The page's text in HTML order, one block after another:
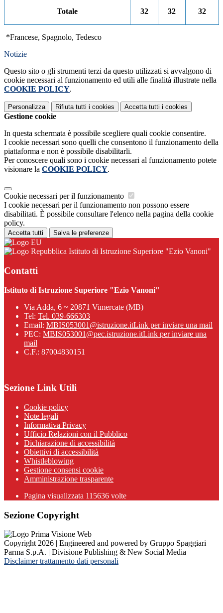
Totale 32 32 32
*Francese, Spagnolo, Tedesco
Notizie
Questo sito o gli strumenti terzi da questo utilizzati si avvalgono di
cookie necessari al funzionamento ed utili alle finalità illustrate nella
COOKIE POLICY.
Personalizza Rifiuta tutti i cookies Accetta tutti i cookies
Gestione cookie
In questa schermata è possibile scegliere quali cookie consentire.
I cookie necessari sono quelli che consentono il funzionamento della
piattaforma e non è possibile disabilitarli.
Per conoscere quali sono i cookie necessari al funzionamento potete
visionare la COOKIE POLICY.
Cookie necessari per il funzionamento
I cookie necessari per il funzionamento non possono essere
disabilitati. È possibile consultare l'elenco nella pagina della cookie
policy.
Accetta tutti Salva le preferenze
Istituto di Istruzione Superiore "Ezio Vanoni"
Contatti
Istituto di Istruzione Superiore "Ezio Vanoni"
Via Adda, 6 ~ 20871 Vimercate (MB)
Tel: Tel. 039-666303
Email: MBIS053001@istruzione.itLink per inviare una mail
PEC: MBIS053001@pec.istruzione.itLink per inviare una
mail
C.F.: 87004830151
Sezione Link Utili
Cookie policy
Note legali
Informativa Privacy
Ufficio Relazioni con il Pubblico
Dichiarazione di accessibilità
Obiettivi di accessibilità
Whistleblowing
Gestione consensi cookie
Amministrazione trasparente
Pagina visualizzata 115636 volte
Sezione Copyright
Copyright 2026 | Engineered and powered by Gruppo Spaggiari
Parma S.p.A. | Divisione Publishing & New Social Media
Disclaimer trattamento dati personali